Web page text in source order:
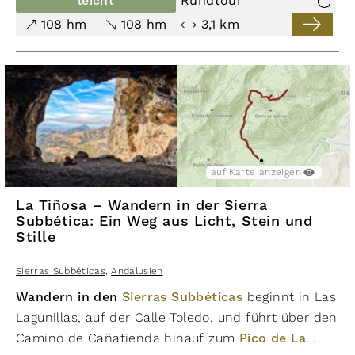
Natur und Achtsamkeit zu einem intensiven
Erlebnis, das ein tiefes Verständnis für
Naturschutz,Tierwelt Andalusiensund die
Schönheit derSierra Subbéticavermittelt.
Hinweis:Für den Aufstieg durch das Dorf sind ca.
25 Minuten einzuplanen, um pünktlich zur Tour um
11:00 Uhr zu gelangen – Start spätestens um 10:30
108 hm
108 hm 3,1 km
auf Karte anzeigen
La Tiñosa – Wandern in der Sierra
Subbética: Ein Weg aus Licht, Stein und
Stille
Sierras Subbéticas, Andalusien
Wandern in den Sierras Subbéticas beginnt in Las
Lagunillas, auf der Calle Toledo, und führt über den
Camino de Cañatienda hinauf zum Pico de La